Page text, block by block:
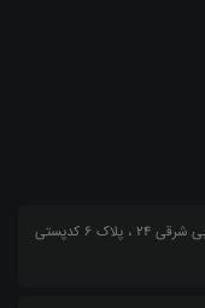
شعبه 1 یزد: دفتر مرکزی : یزد، صفائیه بلوار امیرکبیر، طوبی شرقی 24 ، پلاک 6 کدپستی